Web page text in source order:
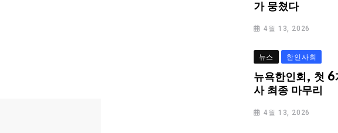
가 뭉쳤다
4월 13, 2026
뉴스 한인사회
뉴욕한인회, 첫 6
사 최종 마무리
4월 13, 2026